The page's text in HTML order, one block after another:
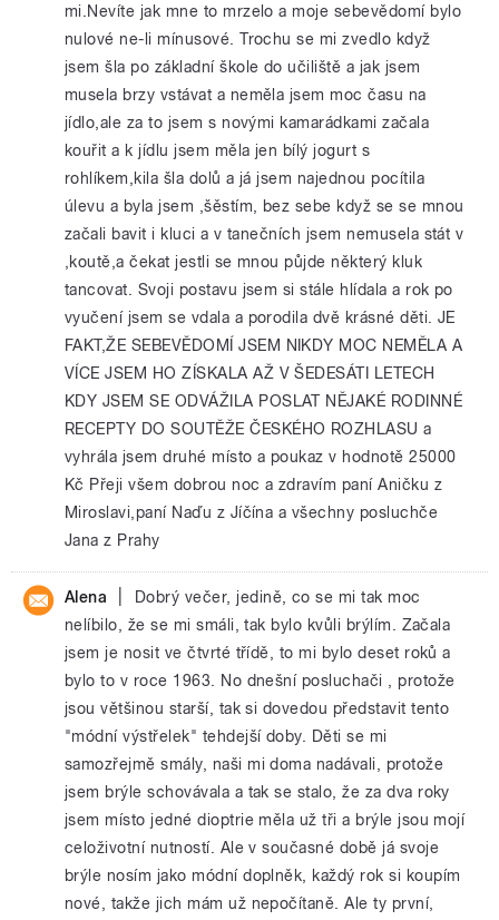
mi.Nevíte jak mne to mrzelo a moje sebevědomí bylo
nulové ne-li mínusové. Trochu se mi zvedlo když
jsem šla po základní škole do učiliště a jak jsem
musela brzy vstávat a neměla jsem moc času na
jídlo,ale za to jsem s novými kamarádkami začala
kouřit a k jídlu jsem měla jen bílý jogurt s
rohlíkem,kila šla dolů a já jsem najednou pocítila
úlevu a byla jsem ,šěstím, bez sebe když se se mnou
začali bavit i kluci a v tanečních jsem nemusela stát v
,koutě,a čekat jestli se mnou půjde některý kluk
tancovat. Svoji postavu jsem si stále hlídala a rok po
vyučení jsem se vdala a porodila dvě krásné děti. JE
FAKT,ŽE SEBEVĚDOMÍ JSEM NIKDY MOC NEMĚLA A
VÍCE JSEM HO ZÍSKALA AŽ V ŠEDESÁTI LETECH
KDY JSEM SE ODVÁŽILA POSLAT NĚJAKÉ RODINNÉ
RECEPTY DO SOUTĚŽE ČESKÉHO ROZHLASU a
vyhrála jsem druhé místo a poukaz v hodnotě 25000
Kč Přeji všem dobrou noc a zdravím paní Aničku z
Miroslavi,paní Naďu z Jíčína a všechny posluchče
Jana z Prahy
Alena
Dobrý večer, jedině, co se mi tak moc
nelíbilo, že se mi smáli, tak bylo kvůli brýlím. Začala
jsem je nosit ve čtvrté třídě, to mi bylo deset roků a
bylo to v roce 1963. No dnešní posluchači , protože
jsou většinou starší, tak si dovedou představit tento
"módní výstřelek" tehdejší doby. Děti se mi
samozřejmě smály, naši mi doma nadávali, protože
jsem brýle schovávala a tak se stalo, že za dva roky
jsem místo jedné dioptrie měla už tři a brýle jsou mojí
celoživotní nutností. Ale v současné době já svoje
brýle nosím jako módní doplněk, každý rok si koupím
nové, takže jich mám už nepočítaně. Ale ty první,